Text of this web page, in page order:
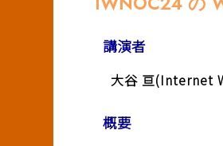
講演者
大谷 亘(Internet
概要